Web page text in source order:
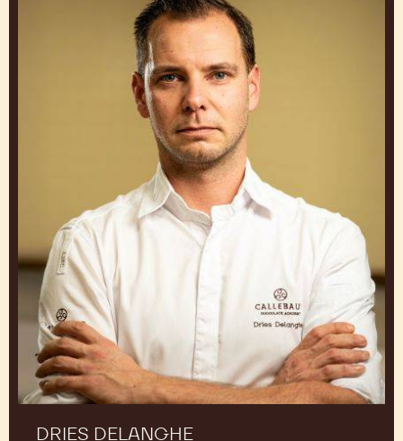
GET INSPIRED BY OUR
Work and Learn from Experts to Create Taart that
Make You Stand Out